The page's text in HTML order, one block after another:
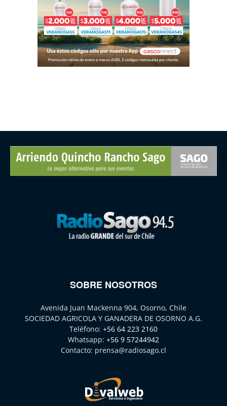
SOBRE NOSOTROS
Avenida Juan Mackenna 904, Osorno, Chile
SOCIEDAD AGRICOLA Y GANADERA DE OSORNO A.G.
Teléfono: +56 64 223 2160
Whatsapp: +56 9 57244942
Contacto: prensa@radiosago.cl